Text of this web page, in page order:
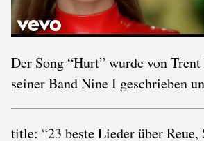
Der Song “Hurt” wurde von
seiner Band Nine I geschrieben
title: “23 beste Lieder über Reue,